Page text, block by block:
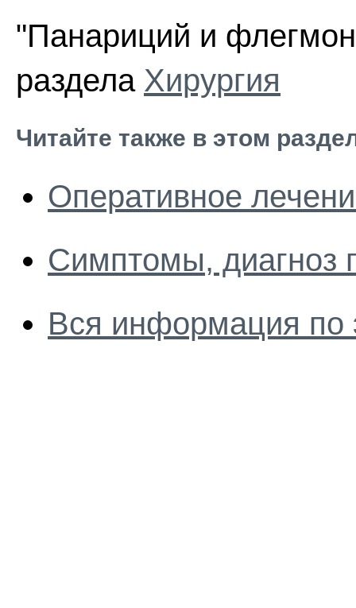
"Панариций и
раздела Хирургия
Читайте также в этом
Оперативное
Симптомы, диагноз
Вся информация по